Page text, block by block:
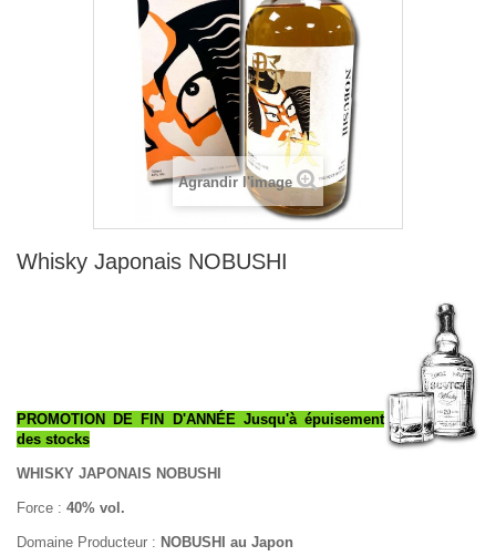
Agrandir l'image
Whisky Japonais NOBUSHI
PROMOTION DE FIN D'ANNÉE Jusqu'à épuisement
des stocks
WHISKY JAPONAIS NOBUSHI
Force : 40% vol.
Domaine Producteur : NOBUSHI au Japon